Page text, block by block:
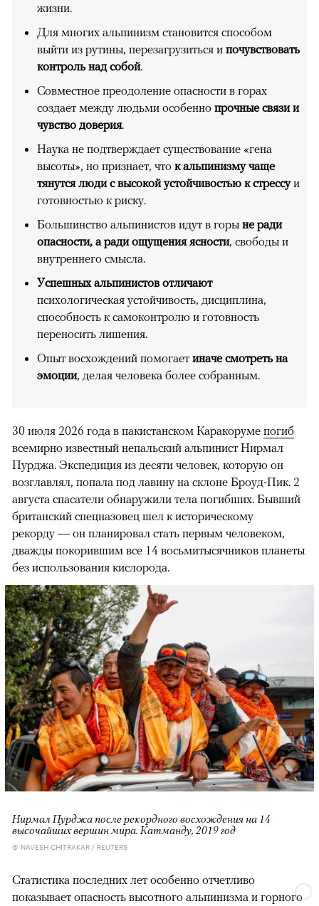
жизни.
Для многих альпинизм становится способом
выйти из рутины, перезагрузиться и почувствовать
контроль над собой.
Совместное преодоление опасности в горах
создает между людьми особенно прочные связи и
чувство доверия.
Наука не подтверждает существование «гена
высоты», но признает, что к альпинизму чаще
тянутся люди с высокой устойчивостью к стрессуи
готовностью к риску.
Большинство альпинистов идут в горы не ради
опасности, а ради ощущения ясности, свободы и
внутреннего смысла.
Успешных альпинистов отличают
психологическая устойчивость, дисциплина,
способность к самоконтролю и готовность
переносить лишения.
Опыт восхождений помогает иначе смотреть на
эмоции, делая человека более собранным.
30 июля 2026 года в пакистанском Каракоруме погиб
всемирно известный непальский альпинист Нирмал
Пурджа. Экспедиция из десяти человек, которую он
возглавлял, попала под лавину на склоне Броуд-Пик. 2
августа спасатели обнаружили тела погибших. Бывший
британский спецназовец шел к историческому
рекорду — он планировал стать первым человеком,
дважды покорившим все 14 восьмитысячников планеты
без использования кислорода.
Нирмал Пурджа после рекордного восхождения на 14
высочайших вершин мира. Катманду, 2019 год
© NAVESH CHITRAKAR / REUTERS
Статистика последних лет особенно отчетливо
показывает опасность высотного альпинизма и горного